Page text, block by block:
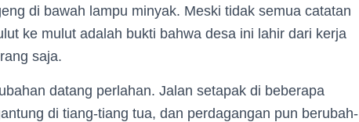
di bawah lampu minyak. Meski tidak semua catatan
ke mulut adalah bukti bahwa desa ini lahir dari kerja
saja.
datang perlahan. Jalan setapak di beberapa
di tiang-tiang tua, dan perdagangan pun berubah-